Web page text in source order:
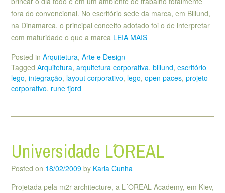
fora do convencional. No escritório sede da marca, em Billund,
na Dinamarca, o principal conceito adotado foi o de interpretar
com maturidade o que a marca LEIA MAIS
Posted in Arquitetura, Arte e Design
Tagged Arquitetura, arquitetura corporativa, billund, escritório
lego, integração, layout corporativo, lego, open paces, projeto
corporativo, rune fjord
Universidade L´OREAL
Posted on 18/02/2009 by Karla Cunha
Projetada pela m2r architecture, a L´OREAL Academy, em Kiev,